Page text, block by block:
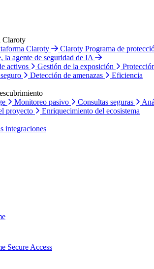
Claroty
Claroty
Claroty Programa de
la agente de seguridad de IA
activos
Gestión de la exposición
Detección de amenazas
Eficiencia
Monitoreo pasivo Consultas seguras
proyecto
Enriquecimiento del ecosistema
integraciones
Secure Access